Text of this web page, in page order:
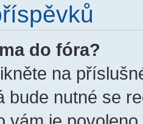
do fóra?
na
bude nutné se